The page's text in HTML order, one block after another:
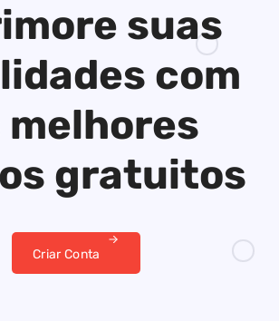
suas
com
melhores
gratuitos
Criar Conta